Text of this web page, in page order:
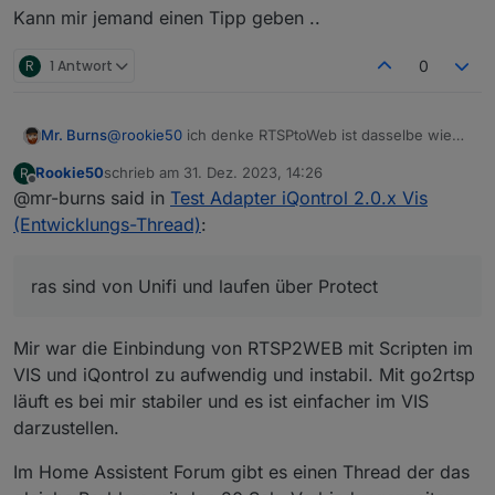
Kann mir jemand einen Tipp geben ..
R 1 Antwort 0
Mr. Burns@rookie50 ich denke RTSPtoWeb ist dasselbe wie
Muss eventuell etwas in die config.json von dem ich
wissen sollte?
Meine Kameras sind von Unifi und laufen über
Protect. Habe schon den Stream mit der geringen
Auflösung verwendet.
R
Offline
Rookie50schrieb am 31. Dez. 2023, 14:26
zuletzt editiert von
@mr-burns said in Test Adapter iQontrol 2.0.x Vis
(Entwicklungs-Thread):
ras sind von Unifi und laufen über Protect
Mir war die Einbindung von RTSP2WEB mit Scripten im
VIS und iQontrol zu aufwendig und instabil. Mit go2rtsp
läuft es bei mir stabiler und es ist einfacher im VIS
darzustellen.
Im Home Assistent Forum gibt es einen Thread der das